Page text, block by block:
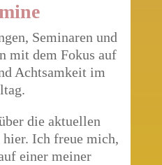
Seminaren und
mit dem Fokus auf
Achtsamkeit im
die aktuellen
Ich freue mich,
einer meiner